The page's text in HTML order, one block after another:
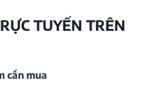
TUYẾN TRÊN
cần mua